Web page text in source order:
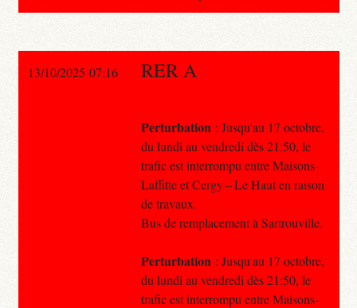
13/10/2025 07:16 RER A
Perturbation : Jusqu'au 17 octobre,
du lundi au vendredi dès 21:50, le
trafic est interrompu entre Maisons-
Laffitte et Cergy – Le Haut en raison
de travaux.
Bus de remplacement à Sartrouville.
Perturbation : Jusqu'au 17 octobre,
du lundi au vendredi dès 21:50, le
trafic est interrompu entre Maisons-